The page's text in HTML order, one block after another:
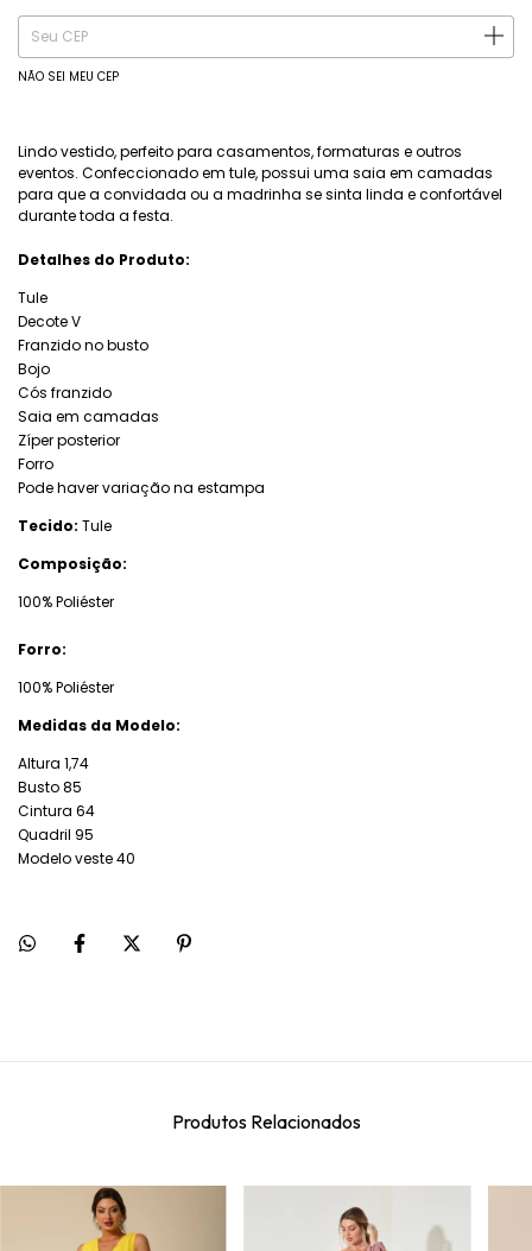
Entregas para o CEP:
ALTERAR CEP
NÃO SEI MEU CEP
Lindo vestido, perfeito para casamentos, formaturas e outros
eventos. Confeccionado em tule, possui uma saia em camadas
para que a convidada ou a madrinha se sinta linda e confortável
durante toda a festa.
Detalhes do Produto:
Tule
Decote V
Franzido no busto
Bojo
Cós franzido
Saia em camadas
Zíper posterior
Forro
Pode haver variação na estampa
Tecido: Tule
Composição:
100% Poliéster
Forro:
100% Poliéster
Medidas da Modelo:
Altura 1,74
Busto 85
Cintura 64
Quadril 95
Modelo veste 40
Produtos Relacionados